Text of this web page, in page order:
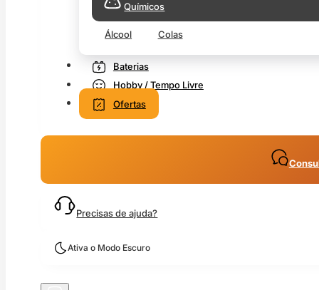
Químicos
Álcool Colas
Baterias
Hobby / Tempo Livre
Ofertas
Precisas de ajuda?
Ativa o Modo Escuro